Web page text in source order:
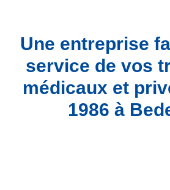
Une entreprise
service de vos
médicaux et
1986 à